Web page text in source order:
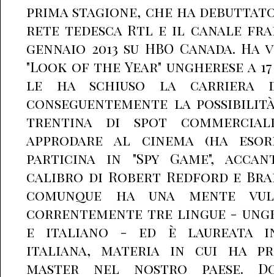
prima stagione, che ha
rete tedesca Rtl e il canale
gennaio 2013 su HBO Canada.
"Look of the Year" ungherese a
le ha schiuso la carriera
conseguentemente la
trentina di spot
approdare al cinema (ha
particina in "Spy Game",
calibro di Robert Redford e
comunque ha una mente
correntemente tre lingue -
e italiano - ed è laureata
italiana, materia in cui ha
master nel nostro paese.